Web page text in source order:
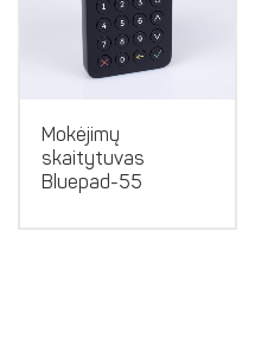
Mokėjimų
skaitytuvas
Bluepad-55